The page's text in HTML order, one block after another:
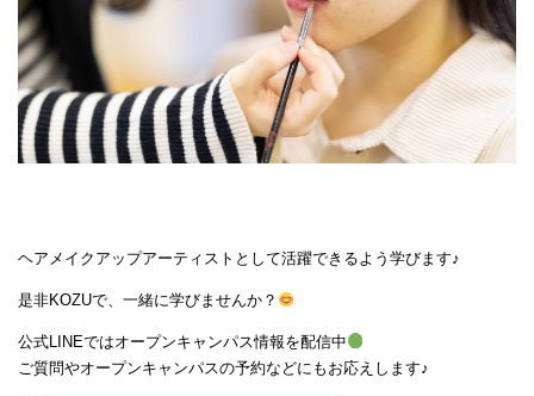
ヘアメイクアップアーティストとして活躍できるよう学びます♪
是非KOZUで、一緒に学びませんか？
公式LINEではオープンキャンパス情報を配信中
ご質問やオープンキャンパスの予約などにもお応えします♪